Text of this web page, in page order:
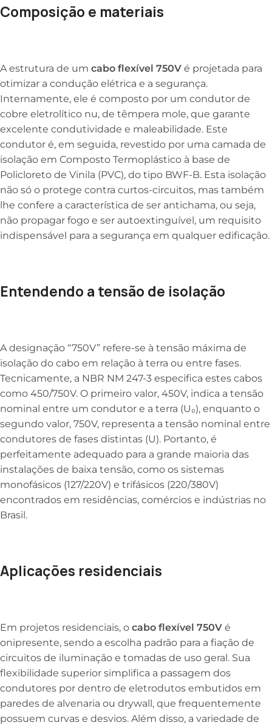
Composição e materiais
A estrutura de um cabo flexível 750V é projetada para
otimizar a condução elétrica e a segurança.
Internamente, ele é composto por um condutor de
cobre eletrolítico nu, de têmpera mole, que garante
excelente condutividade e maleabilidade. Este
condutor é, em seguida, revestido por uma camada de
isolação em Composto Termoplástico à base de
Policloreto de Vinila (PVC), do tipo BWF-B. Esta isolação
não só o protege contra curtos-circuitos, mas também
lhe confere a característica de ser antichama, ou seja,
não propagar fogo e ser autoextinguível, um requisito
indispensável para a segurança em qualquer edificação.
Entendendo a tensão de isolação
A designação “750V” refere-se à tensão máxima de
isolação do cabo em relação à terra ou entre fases.
Tecnicamente, a NBR NM 247-3 especifica estes cabos
como 450/750V. O primeiro valor, 450V, indica a tensão
nominal entre um condutor e a terra (U₀), enquanto o
segundo valor, 750V, representa a tensão nominal entre
condutores de fases distintas (U). Portanto, é
perfeitamente adequado para a grande maioria das
instalações de baixa tensão, como os sistemas
monofásicos (127/220V) e trifásicos (220/380V)
encontrados em residências, comércios e indústrias no
Brasil.
Aplicações residenciais
Em projetos residenciais, o cabo flexível 750V é
onipresente, sendo a escolha padrão para a fiação de
circuitos de iluminação e tomadas de uso geral. Sua
flexibilidade superior simplifica a passagem dos
condutores por dentro de eletrodutos embutidos em
paredes de alvenaria ou drywall, que frequentemente
possuem curvas e desvios. Além disso, a variedade de